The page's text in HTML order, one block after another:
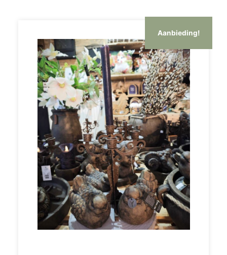
Aanbieding!